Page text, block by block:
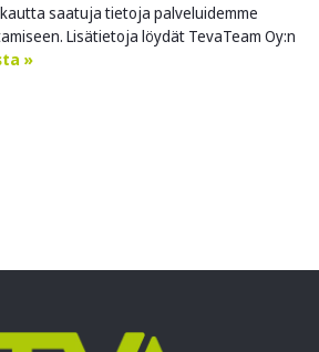
saatuja tietoja palveluidemme
Lisätietoja löydät TevaTeam Oy:n
»